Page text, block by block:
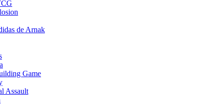
de Arnak
Game
Assault